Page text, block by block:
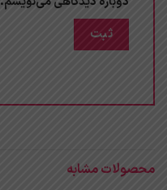
محصولات مشابه